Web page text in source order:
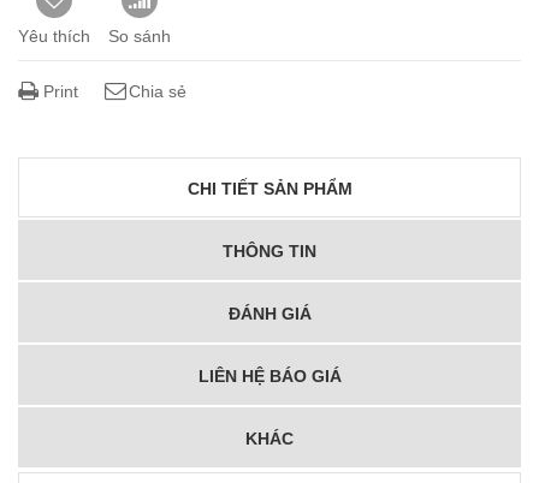
Yêu thích So sánh
Print Chia sẻ
CHI TIẾT SẢN PHẨM
THÔNG TIN
ĐÁNH GIÁ
LIÊN HỆ BÁO GIÁ
KHÁC